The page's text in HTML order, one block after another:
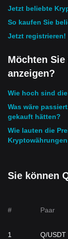
Jetzt beliebte
So kaufen Sie
Jetzt registrieren!
Möchten
anzeigen?
Wie hoch sind
Was wäre
gekauft hätten?
Wie lauten die
Sie können
# Paar
1 Q/USDT